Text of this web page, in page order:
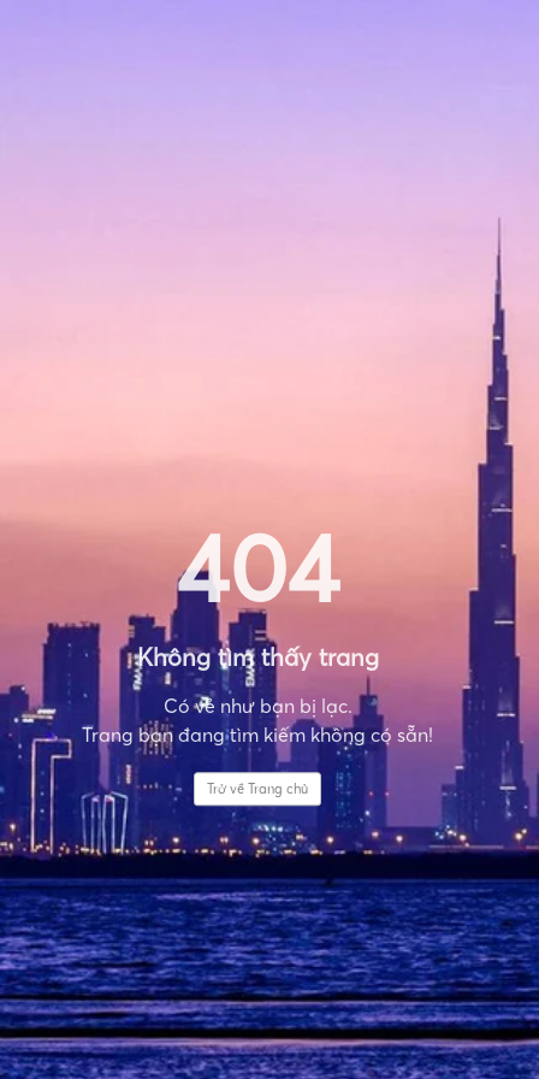
404
Không tìm thấy trang
Có vẻ như bạn bị lạc.
Trang bạn đang tìm kiếm không có sẵn!
Trở về Trang chủ